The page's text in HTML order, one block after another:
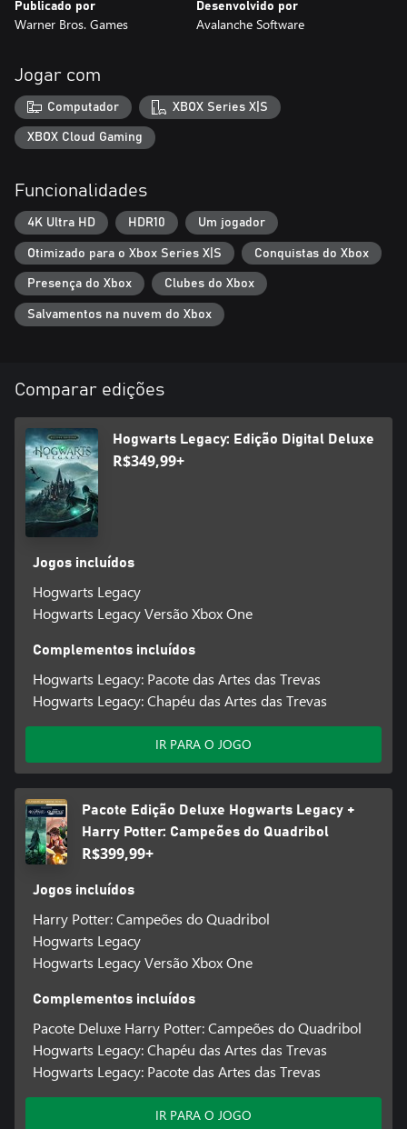
Publicado por
Warner Bros. Games
Desenvolvido por
Avalanche Software
Jogar com
Computador XBOX Series X|S
XBOX Cloud Gaming
Funcionalidades
4K Ultra HD HDR10 Um jogador
Otimizado para o Xbox Series X|S Conquistas do Xbox
Presença do Xbox Clubes do Xbox
Salvamentos na nuvem do Xbox
Comparar edições
Hogwarts Legacy: Edição Digital Deluxe
R$349,99+
Jogos incluídos
Hogwarts Legacy
Hogwarts Legacy Versão Xbox One
Complementos incluídos
Hogwarts Legacy: Pacote das Artes das Trevas
Hogwarts Legacy: Chapéu das Artes das Trevas
IR PARA O JOGO
Pacote Edição Deluxe Hogwarts Legacy +
Harry Potter: Campeões do Quadribol
R$399,99+
Jogos incluídos
Harry Potter: Campeões do Quadribol
Hogwarts Legacy
Hogwarts Legacy Versão Xbox One
Complementos incluídos
Pacote Deluxe Harry Potter: Campeões do Quadribol
Hogwarts Legacy: Chapéu das Artes das Trevas
Hogwarts Legacy: Pacote das Artes das Trevas
IR PARA O JOGO